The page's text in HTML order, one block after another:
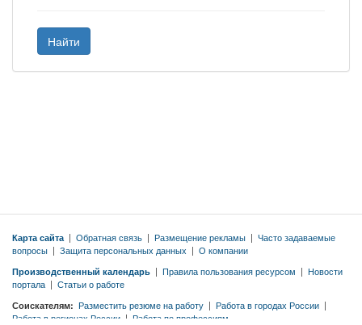
Найти
Карта сайта | Обратная связь | Размещение рекламы | Часто задаваемые
вопросы | Защита персональных данных | О компании
Производственный календарь | Правила пользования ресурсом | Новости
портала | Статьи о работе
Соискателям: Разместить резюме на работу | Работа в городах России |
Работа в регионах России | Работа по профессиям